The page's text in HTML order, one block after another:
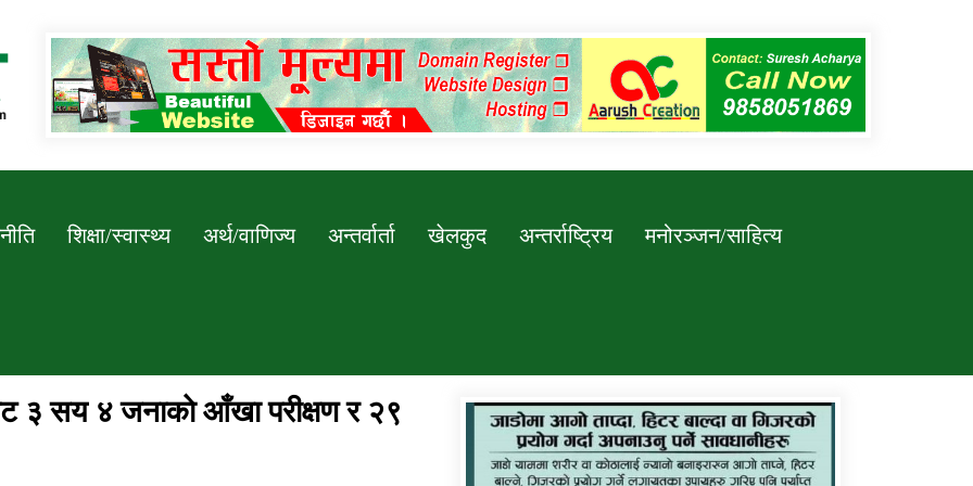
Newssarokar
शिक्षा/स्वास्थ्य अर्थ/वाणिज्य अन्तर्वार्ता खेलकुद अन्तर्राष्ट्रिय मनोरञ्जन/साहित्य
कर्णाली प्रविधि शिक्षालय जुम्लाको सुचना
३ सय ४ जनाकाे आँखा परीक्षण र २९